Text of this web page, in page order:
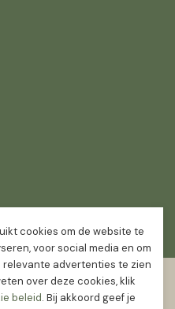
cookies om de website te
voor social media en om
advertenties te zien
over deze cookies, klik
beleid. Bij akkoord geef je